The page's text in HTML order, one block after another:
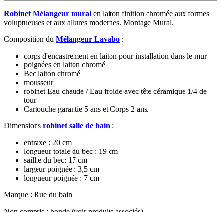
Robinet Mélangeur mural en laiton finition chromée aux formes
voluptueuses et aux allures modernes. Montage Mural.
Composition du Mélangeur Lavabo :
corps d'encastrement en laiton pour installation dans le mur
poignées en laiton chromé
Bec laiton chromé
mousseur
robinet Eau chaude / Eau froide avec tête céramique 1/4 de
tour
Cartouche garantie 5 ans et Corps 2 ans.
Dimensions robinet salle de bain :
entraxe : 20 cm
longueur totale du bec : 19 cm
saillie du bec: 17 cm
largeur poignée : 3,5 cm
longueur poignée : 7 cm
Marque : Rue du bain